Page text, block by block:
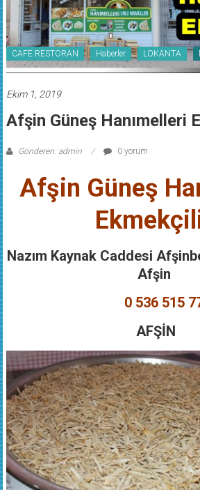
CAFE RESTORAN Haberler LOKANTA
Ekim 1, 2019
Afşin Güneş Hanımelleri
Gönderen: admin 0 yorum
Afşin Güneş
Nazım Kaynak Caddesi
Afşin
0 536 515
AFŞİN